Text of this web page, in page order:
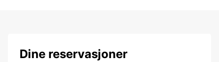
Dine reservasjoner